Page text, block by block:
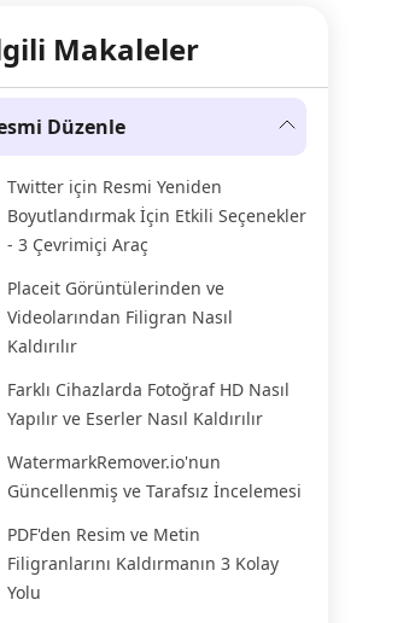
Makaleler
Düzenle
Twitter için Resmi Yeniden
Boyutlandırmak İçin Etkili Seçenekler
- 3 Çevrimiçi Araç
Placeit Görüntülerinden ve
Videolarından Filigran Nasıl
Kaldırılır
Farklı Cihazlarda Fotoğraf HD Nasıl
Yapılır ve Eserler Nasıl Kaldırılır
WatermarkRemover.io'nun
Güncellenmiş ve Tarafsız İncelemesi
PDF'den Resim ve Metin
Filigranlarını Kaldırmanın 3 Kolay
Yolu